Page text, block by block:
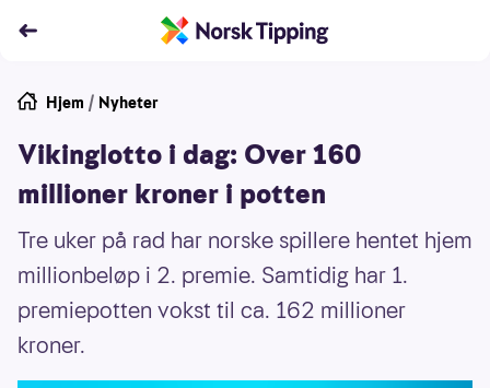
Hjem / Nyheter
Vikinglotto i dag: Over 160
millioner kroner i potten
Tre uker på rad har norske spillere hentet hjem
millionbeløp i 2. premie. Samtidig har 1.
premiepotten vokst til ca. 162 millioner
kroner.